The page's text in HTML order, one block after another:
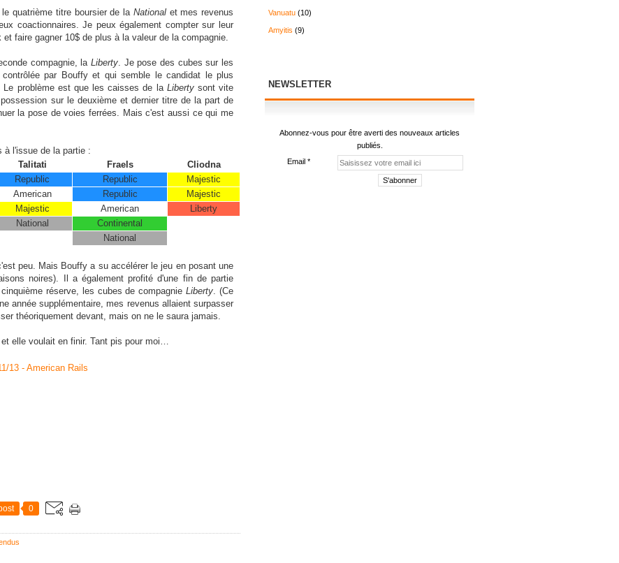
quatrième titre boursier de la National et mes revenus
coactionnaires. Je peux également compter sur leur
faire gagner 10$ de plus à la valeur de la compagnie.
compagnie, la Liberty. Je pose des cubes sur les
par Bouffy et qui semble le candidat le plus
problème est que les caisses de la Liberty sont vite
sur le deuxième et dernier titre de la part de
la pose de voies ferrées. Mais c'est aussi ce qui me
à l'issue de la partie :
Talitati Fraels
Cliodna
Republic Republic
Majestic
American Republic
Majestic
Majestic American
Liberty
National
Continental
National
peu. Mais Bouffy a su accélérer le jeu en posant une
noires). Il a également profité d'une fin de partie
réserve, les cubes de compagnieLiberty. (Ce
année supplémentaire, mes revenus allaient surpasser
théoriquement devant, mais on ne le saura jamais.
elle voulait en finir. Tant pis pour moi…
0
Vanuatu (10)
Amyitis (9)
NEWSLETTER
Abonnez-vous pour être averti des nouveaux articles
publiés.
Email